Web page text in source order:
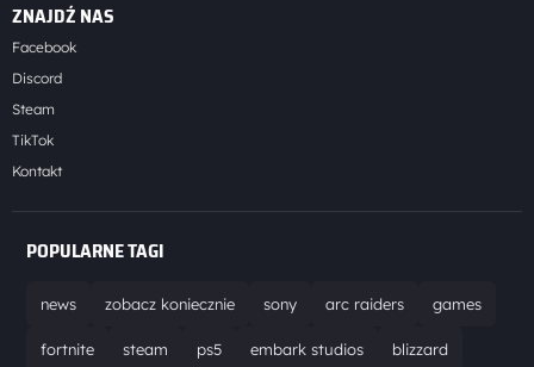
ZNAJDŹ NAS
Facebook
Discord
Steam
TikTok
Kontakt
POPULARNE TAGI
news zobacz koniecznie sony arc raiders games
fortnite steam ps5 embark studios blizzard